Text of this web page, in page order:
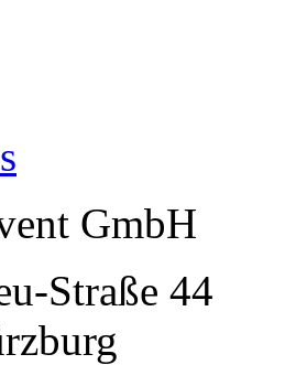
GmbH
Straße 44